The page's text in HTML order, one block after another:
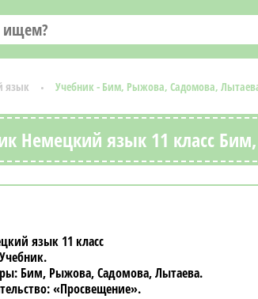
язык Учебник - Бим, Рыжова, Садомова,
Немецкий язык 11 класс
язык 11 класс
Учебник
Бим, Рыжова, Садомова, Лытаева
«Просвещение»